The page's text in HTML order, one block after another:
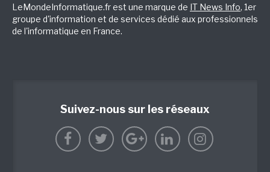
LeMondeInformatique.fr est une marque de IT News Info, 1er
groupe d'information et de services dédié aux professionnels
de l'informatique en France.
Suivez-nous sur les réseaux